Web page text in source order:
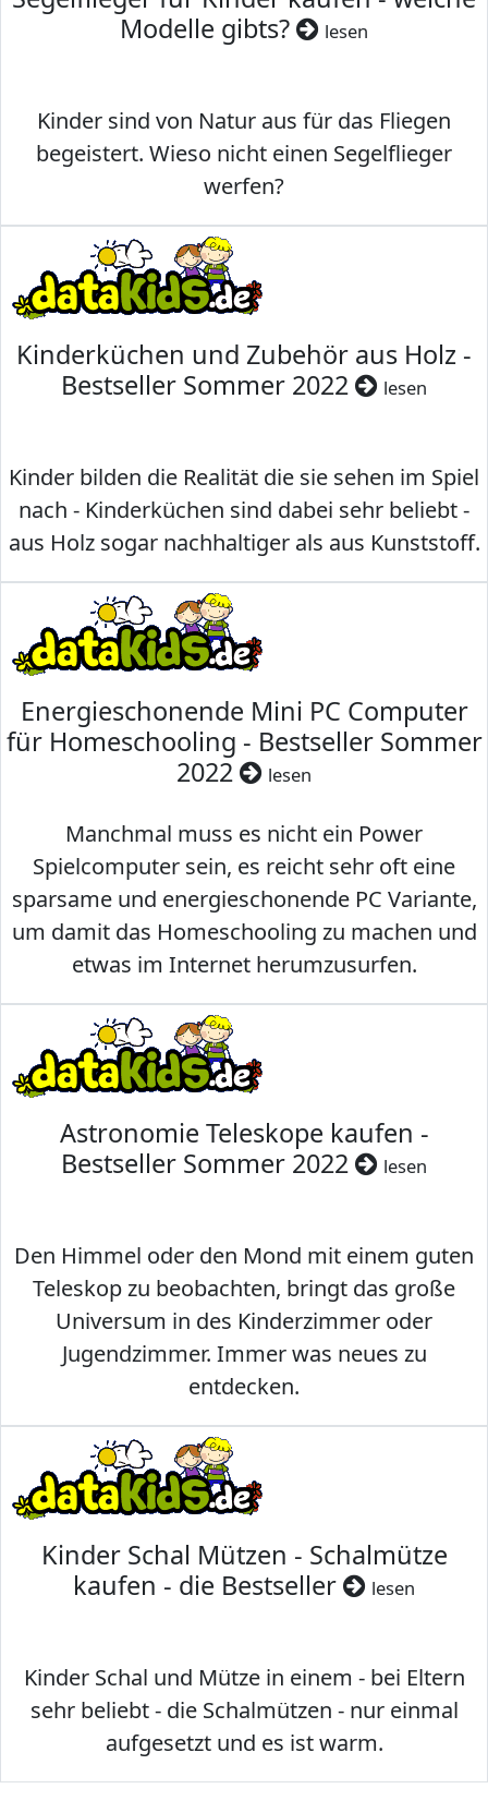
Modelle gibts?
lesen
Kinder sind von Natur aus für das Fliegen
begeistert. Wieso nicht einen Segelflieger
werfen?
Kinderküchen und Zubehör aus Holz -
Bestseller Sommer 2022
lesen
Kinder bilden die Realität die sie sehen im Spiel
nach - Kinderküchen sind dabei sehr beliebt -
aus Holz sogar nachhaltiger als aus Kunststoff.
Energieschonende Mini PC Computer
für Homeschooling - Bestseller Sommer
2022
lesen
Manchmal muss es nicht ein Power
Spielcomputer sein, es reicht sehr oft eine
sparsame und energieschonende PC Variante,
um damit das Homeschooling zu machen und
etwas im Internet herumzusurfen.
Astronomie Teleskope kaufen -
Bestseller Sommer 2022
lesen
Den Himmel oder den Mond mit einem guten
Teleskop zu beobachten, bringt das große
Universum in des Kinderzimmer oder
Jugendzimmer. Immer was neues zu
entdecken.
Kinder Schal Mützen - Schalmütze
kaufen - die Bestseller
lesen
Kinder Schal und Mütze in einem - bei Eltern
sehr beliebt - die Schalmützen - nur einmal
aufgesetzt und es ist warm.